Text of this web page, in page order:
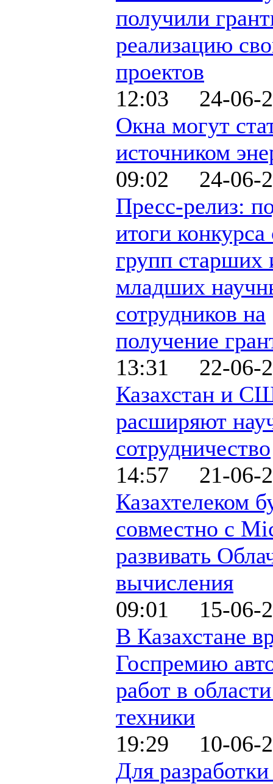
получили
реализацию
проектов
12:03 24-06-
Окна могут
источником
09:02 24-06-
Пресс-релиз:
итоги конкурса
групп старших
младших
сотрудников на
получение
13:31 22-06-
Казахстан и
расширяют
сотрудничество
14:57 21-06-
Казахтелеком
совместно с
развивать
вычисления
09:01 15-06-
В Казахстане
Госпремию
работ в
техники
19:29 10-06-
Для